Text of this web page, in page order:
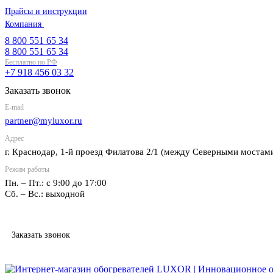
Прайсы и инструкции
Компания
О компании
Отзывы
Сертификаты соответствия
Реквизиты
Банковской картой
Банковским переводом
Наличными
Контакты
8 800 551 65 34
8 800 551 65 34
Бесплатно по РФ
+7 918 456 03 32
Заказать звонок
E-mail
partner@myluxor.ru
Адрес
г. Краснодар, 1-й проезд Филатова 2/1 (между Cеверными
Режим работы
Пн. – Пт.: с 9:00 до 17:00
Сб. – Вс.: выходной
Заказать звонок